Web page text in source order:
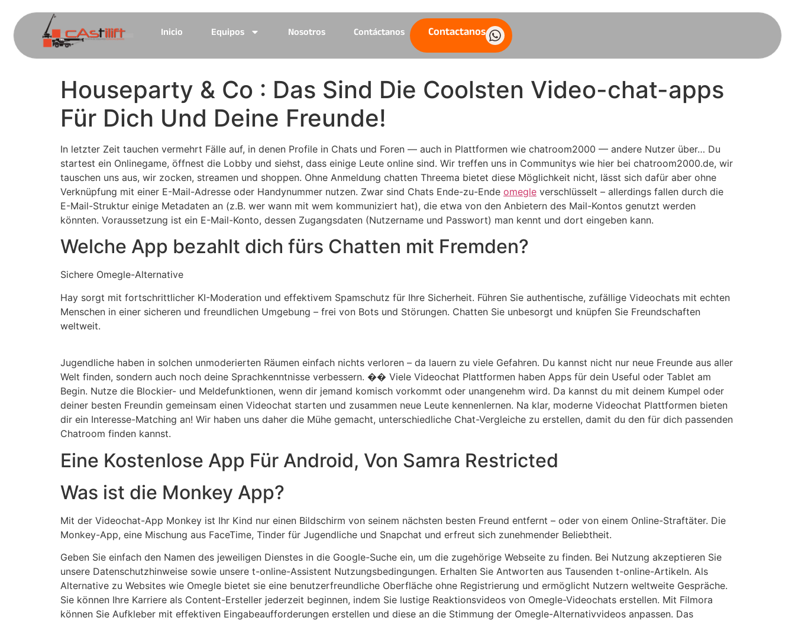
Inicio Equipos Nosotros Contáctanos Contactanos
Houseparty & Co : Das Sind Die Coolsten Video-chat-apps
Für Dich Und Deine Freunde!
In letzter Zeit tauchen vermehrt Fälle auf, in denen Profile in Chats und Foren — auch in Plattformen wie chatroom2000 — andere Nutzer über… Du
startest ein Onlinegame, öffnest die Lobby und siehst, dass einige Leute online sind. Wir treffen uns in Communitys wie hier bei chatroom2000.de, wir
tauschen uns aus, wir zocken, streamen und shoppen. Ohne Anmeldung chatten Threema bietet diese Möglichkeit nicht, lässt sich dafür aber ohne
Verknüpfung mit einer E-Mail-Adresse oder Handynummer nutzen. Zwar sind Chats Ende-zu-Ende omegle verschlüsselt – allerdings fallen durch die
E-Mail-Struktur einige Metadaten an (z.B. wer wann mit wem kommuniziert hat), die etwa von den Anbietern des Mail-Kontos genutzt werden
könnten. Voraussetzung ist ein E-Mail-Konto, dessen Zugangsdaten (Nutzername und Passwort) man kennt und dort eingeben kann.
Welche App bezahlt dich fürs Chatten mit Fremden?
Sichere Omegle-Alternative
Hay sorgt mit fortschrittlicher KI-Moderation und effektivem Spamschutz für Ihre Sicherheit. Führen Sie authentische, zufällige Videochats mit echten
Menschen in einer sicheren und freundlichen Umgebung – frei von Bots und Störungen. Chatten Sie unbesorgt und knüpfen Sie Freundschaften
weltweit.
Jugendliche haben in solchen unmoderierten Räumen einfach nichts verloren – da lauern zu viele Gefahren. Du kannst nicht nur neue Freunde aus aller
Welt finden, sondern auch noch deine Sprachkenntnisse verbessern. �� Viele Videochat Plattformen haben Apps für dein Useful oder Tablet am
Begin. Nutze die Blockier- und Meldefunktionen, wenn dir jemand komisch vorkommt oder unangenehm wird. Da kannst du mit deinem Kumpel oder
deiner besten Freundin gemeinsam einen Videochat starten und zusammen neue Leute kennenlernen. Na klar, moderne Videochat Plattformen bieten
dir ein Interesse-Matching an! Wir haben uns daher die Mühe gemacht, unterschiedliche Chat-Vergleiche zu erstellen, damit du den für dich passenden
Chatroom finden kannst.
Eine Kostenlose App Für Android, Von Samra Restricted
Was ist die Monkey App?
Mit der Videochat-App Monkey ist Ihr Kind nur einen Bildschirm von seinem nächsten besten Freund entfernt – oder von einem Online-Straftäter. Die
Monkey-App, eine Mischung aus FaceTime, Tinder für Jugendliche und Snapchat und erfreut sich zunehmender Beliebtheit.
Geben Sie einfach den Namen des jeweiligen Dienstes in die Google-Suche ein, um die zugehörige Webseite zu finden. Bei Nutzung akzeptieren Sie
unsere Datenschutzhinweise sowie unsere t-online-Assistent Nutzungsbedingungen. Erhalten Sie Antworten aus Tausenden t-online-Artikeln. Als
Alternative zu Websites wie Omegle bietet sie eine benutzerfreundliche Oberfläche ohne Registrierung und ermöglicht Nutzern weltweite Gespräche.
Sie können Ihre Karriere als Content-Ersteller jederzeit beginnen, indem Sie lustige Reaktionsvideos von Omegle-Videochats erstellen. Mit Filmora
können Sie Aufkleber mit effektiven Eingabeaufforderungen erstellen und diese an die Stimmung der Omegle-Alternativvideos anpassen. Das